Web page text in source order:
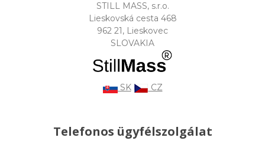
STILL MASS, s.r.o.
Lieskovská cesta 468
962 21, Lieskovec
SLOVAKIA
SK CZ
Telefonos ügyfélszolgálat